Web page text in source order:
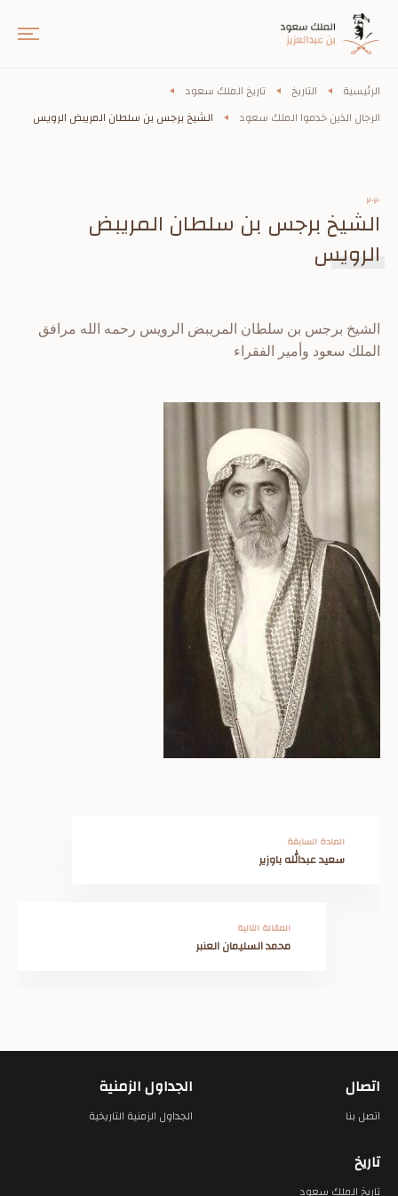
الرئيسية التاريخ
تاريخ الملك سعود
الرجال الذين خدموا الملك سعود
الشيخ برجس بن سلطان المريبض الرويس
٢٠٢٠
الشيخ برجس بن سلطان المريبض
الرويس
الشيخ برجس بن سلطان المريبض الرويس رحمه الله مرافق
الملك سعود وأمير الفقراء
المادة السابقة
سعيد عبدالله باوزير
المقالة التالية
محمد السليمان العنبر
اتصال
اتصل بنا
الجداول الزمنية
الجداول الزمنية التاريخية
تاريخ
تاريخ الملك سعود